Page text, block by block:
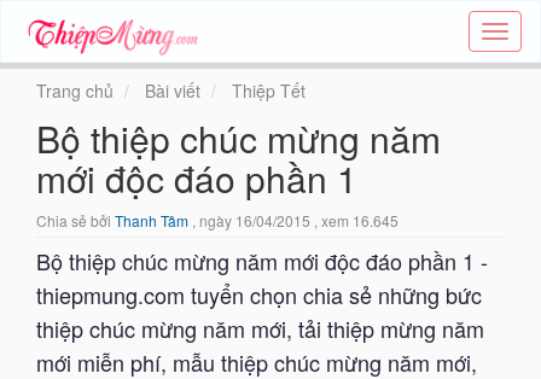
Tạo
thiệp
Trang chủ Bài viết Thiệp Tết
Bộ thiệp chúc mừng năm
mới độc đáo phần 1
Chia sẻ bởi Thanh Tâm , ngày 16/04/2015 , xem 16.645
Bộ thiệp chúc mừng năm mới độc đáo phần 1 -
thiepmung.com tuyển chọn chia sẻ những bức
thiệp chúc mừng năm mới, tải thiệp mừng năm
mới miễn phí, mẫu thiệp chúc mừng năm mới,